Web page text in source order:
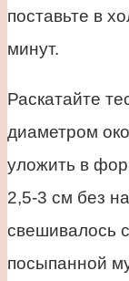
поставьте в
минут.
Раскатайте
диаметром
уложить в
2,5-3 см без
свешивалось
посыпанной